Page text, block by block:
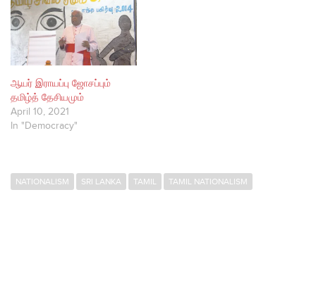
ஆயர் இராயப்பு ஜோசப்பும்
தமிழ்த் தேசியமும்
April 10, 2021
In "Democracy"
NATIONALISM SRI LANKA TAMIL TAMIL NATIONALISM